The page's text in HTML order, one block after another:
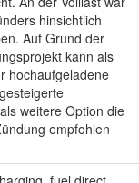
hinsichtlich
Auf Grund der
kann als
hochaufgeladene
weitere Option die
empfohlen